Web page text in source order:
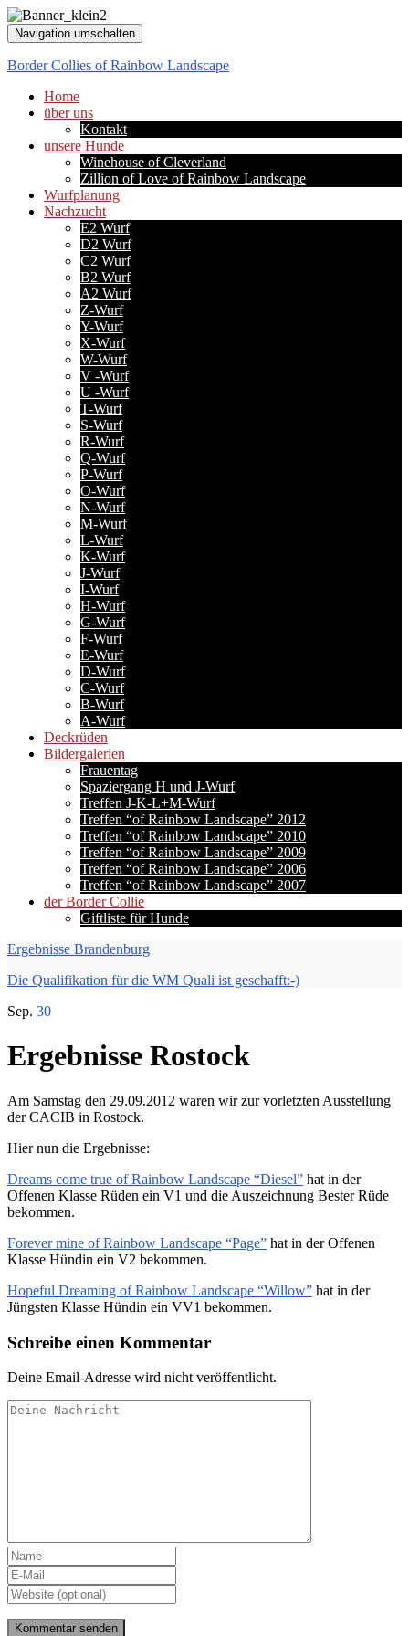
Navigation umschalten
Border Collies of Rainbow Landscape
Home
über uns
Kontakt
unsere Hunde
Winehouse of Cleverland
Zillion of Love of Rainbow Landscape
Wurfplanung
Nachzucht
E2 Wurf
D2 Wurf
C2 Wurf
B2 Wurf
A2 Wurf
Z-Wurf
Y-Wurf
X-Wurf
W-Wurf
V -Wurf
U -Wurf
T-Wurf
S-Wurf
R-Wurf
Q-Wurf
P-Wurf
O-Wurf
N-Wurf
M-Wurf
L-Wurf
K-Wurf
J-Wurf
I-Wurf
H-Wurf
G-Wurf
F-Wurf
E-Wurf
D-Wurf
C-Wurf
B-Wurf
A-Wurf
Deckrüden
Bildergalerien
Frauentag
Spaziergang H und J-Wurf
Treffen J-K-L+M-Wurf
Treffen “of Rainbow Landscape” 2012
Treffen “of Rainbow Landscape” 2010
Treffen “of Rainbow Landscape” 2009
Treffen “of Rainbow Landscape” 2006
Treffen “of Rainbow Landscape” 2007
der Border Collie
Giftliste für Hunde
Ergebnisse Brandenburg
Die Qualifikation für die WM Quali ist geschafft:-)
Sep. 30
Ergebnisse Rostock
Am Samstag den 29.09.2012 waren wir zur vorletzten Ausstellung
der CACIB in Rostock.
Hier nun die Ergebnisse:
Dreams come true of Rainbow Landscape “Diesel” hat in der
Offenen Klasse Rüden ein V1 und die Auszeichnung Bester Rüde
bekommen.
Forever mine of Rainbow Landscape “Page” hat in der Offenen
Klasse Hündin ein V2 bekommen.
Hopeful Dreaming of Rainbow Landscape “Willow” hat in der
Jüngsten Klasse Hündin ein VV1 bekommen.
Schreibe einen Kommentar
Deine Email-Adresse wird nicht veröffentlicht.